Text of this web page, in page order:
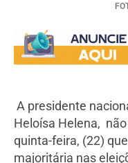
A presidente
Heloísa Helena,
quinta-feira, (22)
majoritária nas